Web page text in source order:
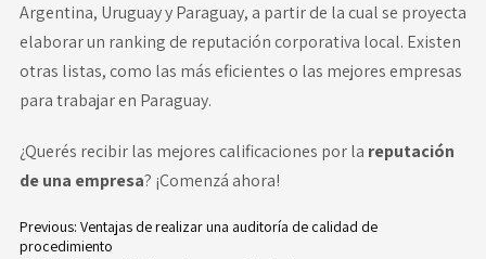
Argentina, Uruguay y Paraguay, a partir de la cual se proyecta
elaborar un ranking de reputación corporativa local. Existen
otras listas, como las más eficientes o las mejores empresas
para trabajar en Paraguay.
¿Querés recibir las mejores calificaciones por la reputación
de una empresa? ¡Comenzá ahora!
Previous: Ventajas de realizar una auditoría de calidad de
procedimiento